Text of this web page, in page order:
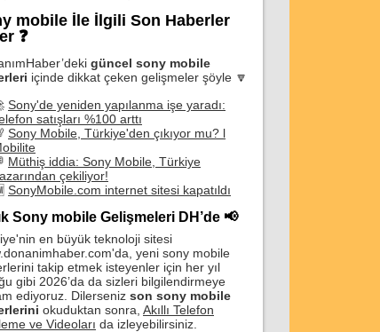
mobile İle İlgili Son Haberler
❓
güncel sony mobile
içinde dikkat çeken gelişmeler şöyle 🔽
Sony'de yeniden yapılanma işe yaradı:
satışları %100 arttı
Sony Mobile, Türkiye'den çıkıyor mu? l
Müthiş iddia: Sony Mobile, Türkiye
çekiliyor!
SonyMobile.com internet sitesi kapatıldı
Sony mobile Gelişmeleri DH’de 📢
en büyük teknoloji sitesi
yeni sony mobile
takip etmek isteyenler için her yıl
gibi 2026’da da sizleri bilgilendirmeye
ediyoruz. Dilerseniz son sony mobile
okuduktan sonra, Akıllı Telefon
ve Videoları da izleyebilirsiniz.